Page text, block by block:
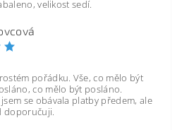
velikost sedí.
pořádku. Vše, co mělo být
co mělo být posláno.
se obávala platby předem, ale
doporučuji.